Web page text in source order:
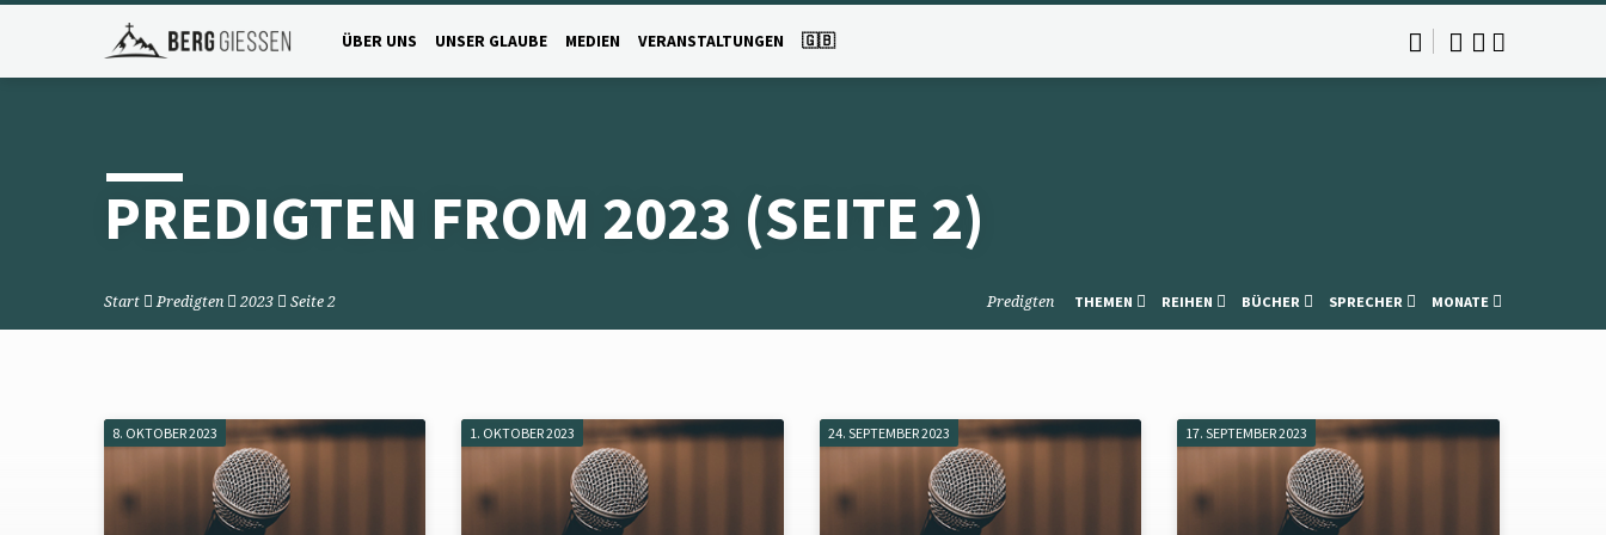
ÜBER UNS UNSER GLAUBE MEDIEN VERANSTALTUNGEN 🇬🇧
PREDIGTEN FROM 2023 (SEITE 2)
Start Predigten 2023 Seite 2 Predigten THEMEN REIHEN BÜCHER SPRECHER MONATE
PREDIGTEN
8. OKTOBER 2023 1. OKTOBER 2023 24. SEPTEMBER 2023 17. SEPTEMBER 2023